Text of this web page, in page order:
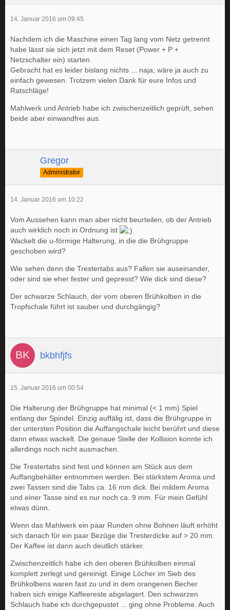
14. Januar 2016 um 09:45
Nachdem ich die Maschine einen Tag lang vom Netz getrennt
habe lässt sie sich jetzt mit dem Reset (Power + P +
Netzschalter ein) starten.
Gebracht hat es leider bislang nichts ... naja, wäre ja auch zu
einfach gewesen. Trotzem vielen Dank für eure Infos und
Ratschläge!
Mahlwerk und Antrieb habe ich zwischenzeitlich geprüft, sehen
beide aber einwandfrei aus.
Gregor
Administrator
14. Januar 2016 um 10:22
Vom Aussehen kann man aber nicht beurteilen, ob der Antrieb
auch wirklich noch in Ordnung ist
Wackelt die u-förmige Halterung, in die die Brühgruppe
geschoben wird?
Wie sehen denn die Trestertabs aus? Fallen sie auseinander,
oder sind sie eher fester und gepresst? Wie dick sind diese?
Der schwarze Schlauch, der vom oberen Brühkolben in die
Tropfschale führt ist sauber und durchgängig?
bkbhfjfs
15. Januar 2016 um 00:54
Die Halterung der Brühgruppe hat minimal (< 1 mm) Spiel
entlang der Spindel. Einzig auffälig ist, dass die Brühgruppe in
der untersten Position die Auffangschale leicht berührt und diese
dann etwas wackelt. Die genaue Stelle der Kollision konnte ich
allerdings noch nicht ausmachen.
Die Trestertabs sind fest und können am Stück aus dem
Auffangbehälter entnommen werden. Bei stärkstem Aroma und
zwei Tassen sind die Tabs ca. 16 mm dick. Bei mildem Aroma
und einer Tasse sind es nur noch ca. 9 mm. Für mein Gefühl
etwas dünn.
Wenn das Mahlwerk ein paar Runden ohne Bohnen läuft erhöht
sich danach für ein paar Bezüge die Tresterdicke auf > 20 mm.
Der Kaffee ist dann auch deutlich stärker.
Zwischenzeitlich habe ich den oberen Brühkolben einmal
komplett zerlegt und gereinigt. Einige Löcher im Sieb des
Brühkolbens waren fast zu und in dem orangenen Becher
haben sich einige Kaffeereste abgelagert. Den schwarzen
Schlauch habe ich durchgepustet ... ging ohne Probleme. Auch